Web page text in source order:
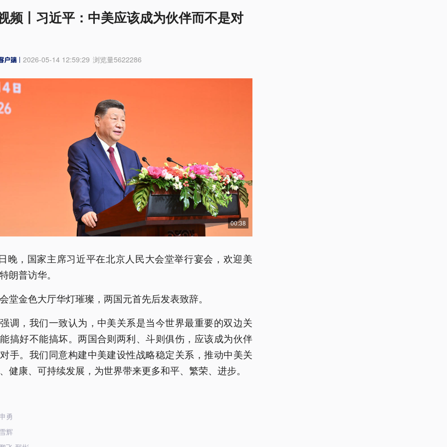
频丨习近平：中美应该成为伙伴而不是对
2026-05-14 12:59:29 浏览量5622286
00:38
晚，国家主席习近平在北京人民大会堂举行宴会，欢迎美
朗普访华。
堂金色大厅华灯璀璨，两国元首先后发表致辞。
调，我们一致认为，中美关系是当今世界最重要的双边关
搞好不能搞坏。两国合则两利、斗则俱伤，应该成为伙伴
手。我们同意构建中美建设性战略稳定关系，推动中美关
健康、可持续发展，为世界带来更多和平、繁荣、进步。
勇
辉